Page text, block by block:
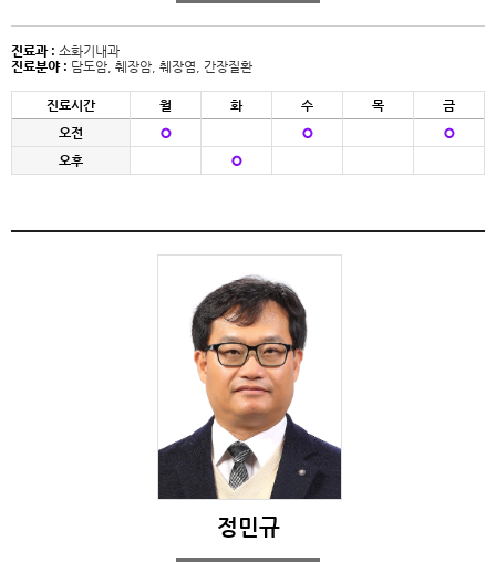
진료과 : 소화기내과
진료분야 : 담도암, 췌장암, 췌장염, 간장질환
진료시간 월 화 수 목
금
오전
오후
정민규